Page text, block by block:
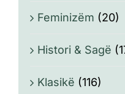
Feminizëm (20)
Histori & Sagë
Klasikë (116)